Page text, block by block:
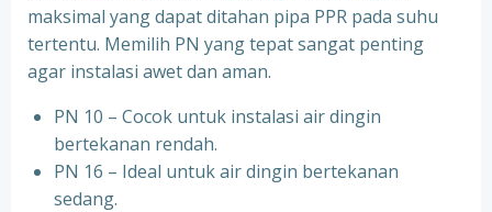
maksimal yang dapat ditahan pipa PPR pada suhu
tertentu. Memilih PN yang tepat sangat penting
agar instalasi awet dan aman.
PN 10 – Cocok untuk instalasi air dingin
bertekanan rendah.
⁠PN 16 – Ideal untuk air dingin bertekanan
sedang.